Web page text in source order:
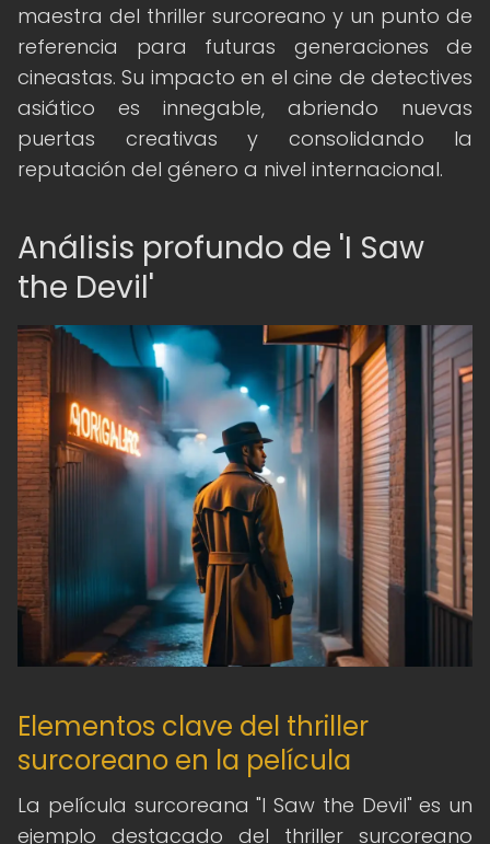
maestra del thriller surcoreano y un punto de
referencia para futuras generaciones de
cineastas. Su impacto en el cine de detectives
asiático es innegable, abriendo nuevas
puertas creativas y consolidando la
reputación del género a nivel internacional.
Análisis profundo de 'I Saw
the Devil'
Elementos clave del thriller
surcoreano en la película
La película surcoreana "I Saw the Devil" es un
ejemplo destacado del thriller surcoreano